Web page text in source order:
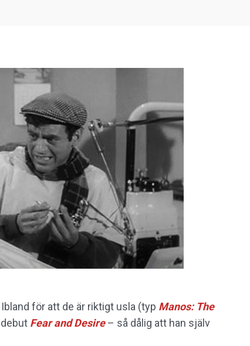
för att de är riktigt usla (typ Manos: The
Fear and Desire– så dålig att han själv